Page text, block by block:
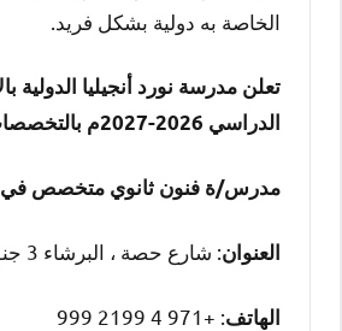
الخاصة به دولية بشكل فريد.
تعلن مدرسة نورد أنجيليا
الدراسي 2026-2027م بالتخصصات التالية:
مدرس/ة فنون ثانوي متخصص
العنوان: شارع حصة ، البرشاء 3 جنوب ، ص.ب 502325 ، دبي ، الإمارات العربية المتحدة
الهاتف: +971 4 2199 999